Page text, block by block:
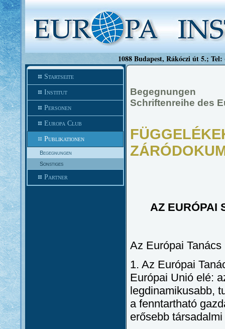
1088 Budapest, Rákóczi út 5.;
Startseite
Institut
Personen
Europa Club
Publikationen
Begegnungen
Sonstiges
Partner
Begegnungen
Schriftenreihe des
AZ EURÓPAI
Az Európai
1. Az Európai
Európai Unió elé:
legdinamikusabb,
a fenntartható
erősebb társadalmi